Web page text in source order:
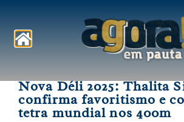
Nova Déli 2025: Thalita
confirma favoritismo e
tetra mundial nos 400m